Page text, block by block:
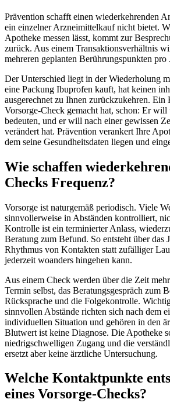
Prävention schafft einen wiederkehrenden
ein einzelner Arzneimittelkauf nicht bietet.
Apotheke messen lässt, kommt zur
zurück. Aus einem Transaktionsverhältnis
mehreren geplanten Berührungspunkten pro
Der Unterschied liegt in der Wiederholung
eine Packung Ibuprofen kauft, hat keinen
ausgerechnet zu Ihnen zurückzukehren. Ein
Vorsorge-Check gemacht hat, schon: Er will
bedeuten, und er will nach einer gewissen
verändert hat. Prävention verankert Ihre
dem seine Gesundheitsdaten liegen und
Wie schaffen
Checks Frequenz?
Vorsorge ist naturgemäß periodisch. Viele
sinnvollerweise in Abständen kontrolliert,
Kontrolle ist ein terminierter Anlass,
Beratung zum Befund. So entsteht über das
Rhythmus von Kontakten statt zufälliger
jederzeit woanders hingehen kann.
Aus einem Check werden über die Zeit
Termin selbst, das Beratungsgespräch zum
Rücksprache und die Folgekontrolle.
sinnvollen Abstände richten sich nach dem
individuellen Situation und gehören in den
Blutwert ist keine Diagnose. Die Apotheke
niedrigschwelligen Zugang und die
ersetzt aber keine ärztliche Untersuchung.
Welche Kontaktpunkte
eines Vorsorge-Checks?